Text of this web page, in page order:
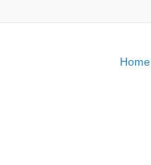
Home